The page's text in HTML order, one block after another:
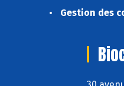
Gestion des